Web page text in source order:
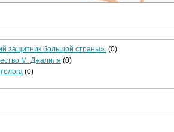
защитник большой страны». (0)
М. Джалиля (0)
(0)